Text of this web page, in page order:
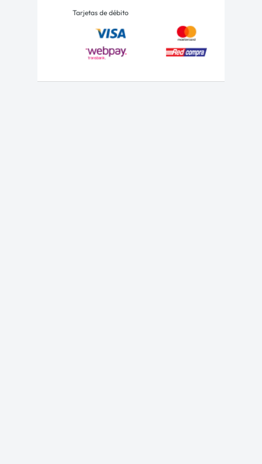
Tarjetas de débito